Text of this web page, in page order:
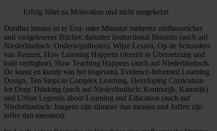
Erfolg führt zu Motivation und nicht umgekehrt
Darüber hinaus ist er Erst- oder Mitautor mehrerer einflussreicher
und vielgelesener Bücher, darunter Instructional Illusions (auch auf
Niederländisch: Onderwijsillusies), Wijze Lessen, Op de Schouders
van Reuzen, How Learning Happens (derzeit in Übersetzung und
bald verfügbar), How Teaching Happens (auch auf Niederländisch:
De kunst en kunde van het lesgeven), Evidence-Informed Learning
Design, Ten Steps to Complex Learning, Developing Curriculum
for Deep Thinking (auch auf Niederländisch: Kennisrijk, Kansrijk)
und Urban Legends about Learning and Education (auch auf
Niederländisch: Jongens zijn slimmer dan meisjes und Juffen zijn
toffer dan meesters).